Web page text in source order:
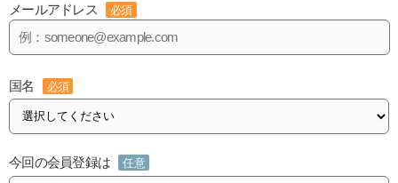
メールアドレス 必須
国名 必須
今回の会員登録は 任意